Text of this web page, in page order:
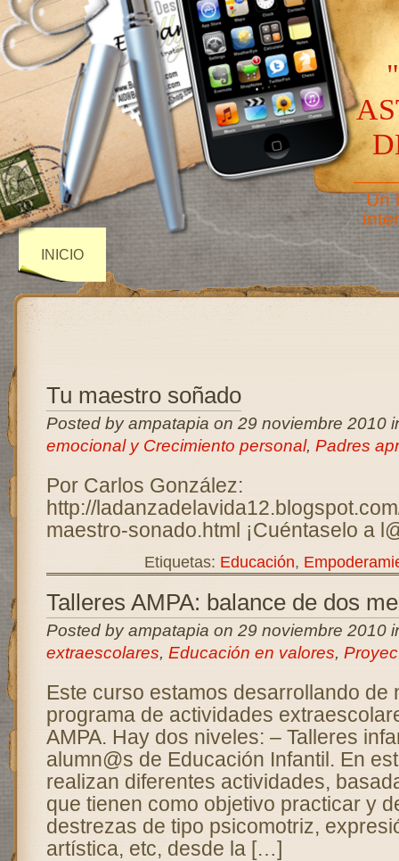
Un
INICIO
Tu maestro soñado
Posted by ampatapia on 29 noviembre 2010
emocional y Crecimiento personal, Padres
Por Carlos González:
http://
maestro-sonado.html ¡Cuéntaselo a
Etiquetas: Educación,
Talleres AMPA: balance de dos
Posted by ampatapia on 29 noviembre 2010
extraescolares, Educación en valores,
Este curso estamos desarrollando de
programa de actividades
AMPA. Hay dos niveles: – Talleres
alumn@s de Educación Infantil. En
realizan diferentes actividades,
que tienen como objetivo practicar y
destrezas de tipo psicomotriz,
artística, etc, desde la […]